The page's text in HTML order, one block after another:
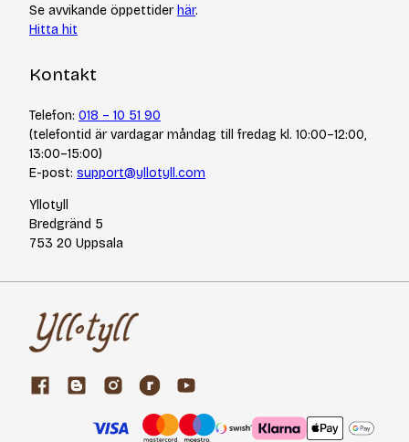
Se avvikande öppettider här.
Hitta hit
Kontakt
Telefon: 018 – 10 51 90
(telefontid är vardagar måndag till fredag kl. 10:00–12:00,
13:00–15:00)
E-post: support@yllotyll.com
Yllotyll
Bredgränd 5
753 20 Uppsala